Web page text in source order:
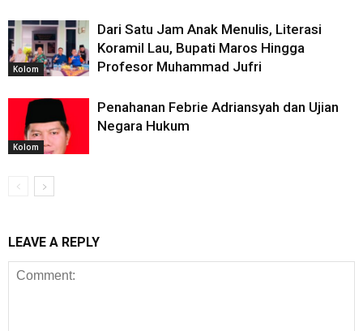
Kolom
Dari Satu Jam Anak Menulis, Literasi
Koramil Lau, Bupati Maros Hingga
Profesor Muhammad Jufri
Kolom
Penahanan Febrie Adriansyah dan Ujian
Negara Hukum
LEAVE A REPLY